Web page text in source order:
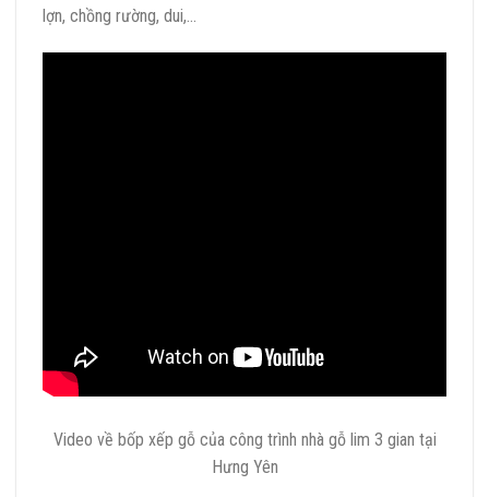
lợn, chồng rường, dui,…
Video về bốp xếp gỗ của công trình nhà gỗ lim 3 gian tại
Hưng Yên